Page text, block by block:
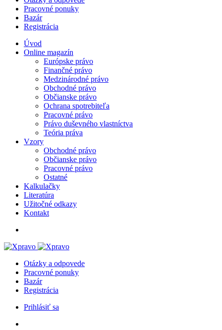
Pracovné ponuky
Bazár
Registrácia
Úvod
Online magazín
Európske právo
Finančné právo
Medzinárodné právo
Obchodné právo
Občianske právo
Ochrana spotrebiteľa
Pracovné právo
Právo duševného vlastníctva
Teória práva
Vzory
Obchodné právo
Občianske právo
Pracovné právo
Ostatné
Kalkulačky
Literatúra
Užitočné odkazy
Kontakt
Otázky a odpovede
Pracovné ponuky
Bazár
Registrácia
Prihlásiť sa